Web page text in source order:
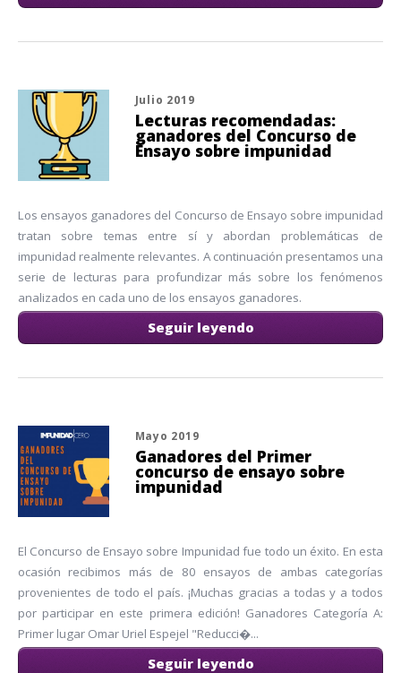
Julio 2019
Lecturas recomendadas:
ganadores del Concurso de
Ensayo sobre impunidad
Los ensayos ganadores del Concurso de Ensayo sobre impunidad
tratan sobre temas entre sí y abordan problemáticas de
impunidad realmente relevantes. A continuación presentamos una
serie de lecturas para profundizar más sobre los fenómenos
analizados en cada uno de los ensayos ganadores.
Seguir leyendo
Mayo 2019
Ganadores del Primer
concurso de ensayo sobre
impunidad
El Concurso de Ensayo sobre Impunidad fue todo un éxito. En esta
ocasión recibimos más de 80 ensayos de ambas categorías
provenientes de todo el país. ¡Muchas gracias a todas y a todos
por participar en este primera edición! Ganadores Categoría A:
Primer lugar Omar Uriel Espejel "Reducci�...
Seguir leyendo